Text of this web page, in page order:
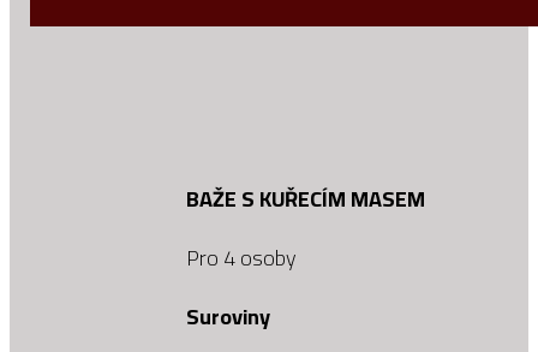
BAŽE S KUŘECÍM MASEM
Pro 4 osoby
Suroviny